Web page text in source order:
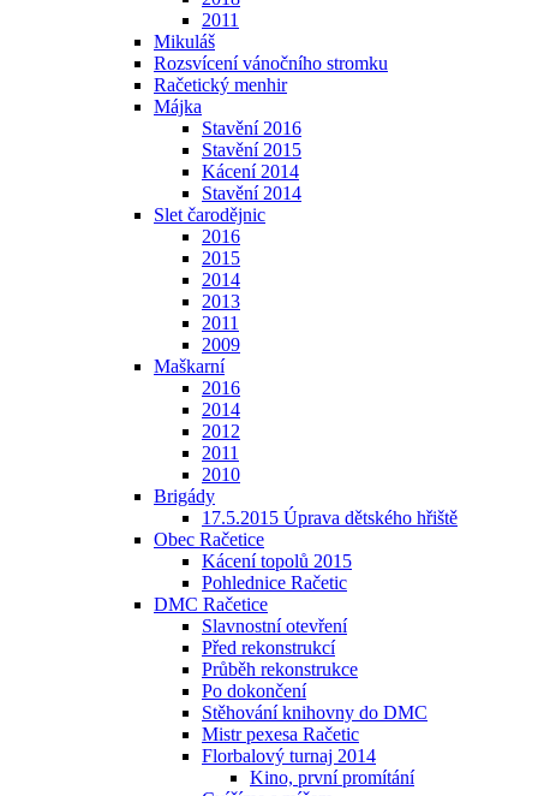
2011
Mikuláš
Rozsvícení vánočního stromku
Račetický menhir
Májka
Stavění 2016
Stavění 2015
Kácení 2014
Stavění 2014
Slet čarodějnic
2016
2015
2014
2013
2011
2009
Maškarní
2016
2014
2012
2011
2010
Brigády
17.5.2015 Úprava dětského hřiště
Obec Račetice
Kácení topolů 2015
Pohlednice Račetic
DMC Račetice
Slavnostní otevření
Před rekonstrukcí
Průběh rekonstrukce
Po dokončení
Stěhování knihovny do DMC
Mistr pexesa Račetic
Florbalový turnaj 2014
Kino, první promítání